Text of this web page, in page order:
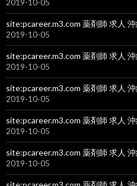
2019-10-05
site:pcareer.m3.com 薬剤師 求人
2019-10-05
site:pcareer.m3.com 薬剤師 求人
2019-10-05
site:pcareer.m3.com 薬剤師 求人
2019-10-05
site:pcareer.m3.com 薬剤師 求人
2019-10-05
site:pcareer.m3.com 薬剤師 求人
2019-10-05